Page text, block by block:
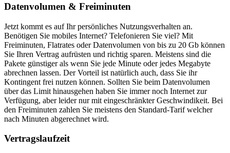
Datenvolumen & Freiminuten
Jetzt kommt es auf Ihr persönliches Nutzungsverhalten an.
Benötigen Sie mobiles Internet? Telefonieren Sie viel? Mit
Freiminuten, Flatrates oder Datenvolumen von bis zu 20 Gb können
Sie Ihren Vertrag aufrüsten und richtig sparen. Meistens sind die
Pakete günstiger als wenn Sie jede Minute oder jedes Megabyte
abrechnen lassen. Der Vorteil ist natürlich auch, dass Sie ihr
Kontingent frei nutzen können. Sollten Sie beim Datenvolumen
über das Limit hinausgehen haben Sie immer noch Internet zur
Verfügung, aber leider nur mit eingeschränkter Geschwindikeit. Bei
den Freiminuten zahlen Sie meistens den Standard-Tarif welcher
nach Minuten abgerechnet wird.
Vertragslaufzeit